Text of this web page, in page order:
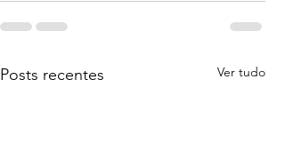
Posts recentes Ver tudo